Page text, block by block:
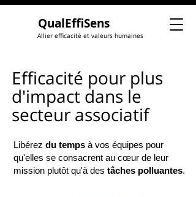
QualEffiSens
Allier efficacité et valeurs humaines
Efficacité pour plus
d'impact dans le
secteur associatif
Libérez du temps à vos équipes pour
qu'elles se consacrent au cœur de leur
mission plutôt qu'à des tâches polluantes.